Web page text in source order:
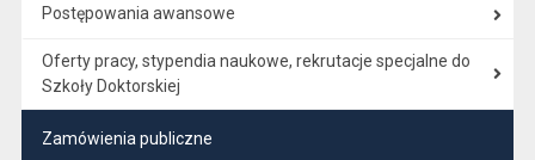
Postępowania awansowe
Oferty pracy, stypendia naukowe, rekrutacje specjalne do
Szkoły Doktorskiej
Zamówienia publiczne